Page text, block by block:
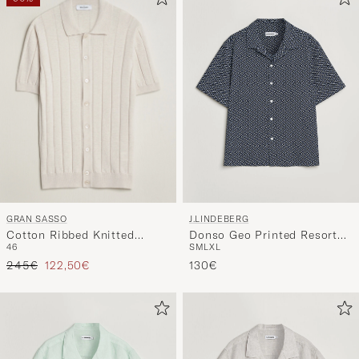
GRAN SASSO
Cotton Ribbed Knitted
Resort Shirt Light Beige
46
Reguliere prijs
245€ Verlaagd prijs
122,50€
J.LINDEBERG
Donso Geo Printed Resort
Shirt Estate Navy
SMLXL
130€